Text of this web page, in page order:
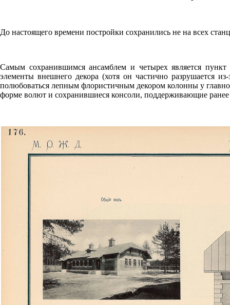
До настоящего времени постройки сохранились не на всех
Самым сохранившимся ансамблем и четырех является
элементы внешнего декора (хотя он частично разрушается
полюбоваться лепным флористичным декором колонны у
форме волют и сохранившиеся консоли, поддерживающие